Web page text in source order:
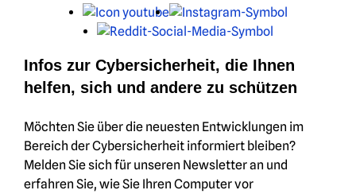
Youtube
Infos zur Cybersicherheit, die Ihnen
helfen, sich und andere zu schützen
Möchten Sie über die neuesten Entwicklungen im
Bereich der Cybersicherheit informiert bleiben?
Melden Sie sich für unseren Newsletter an und
erfahren Sie, wie Sie Ihren Computer vor